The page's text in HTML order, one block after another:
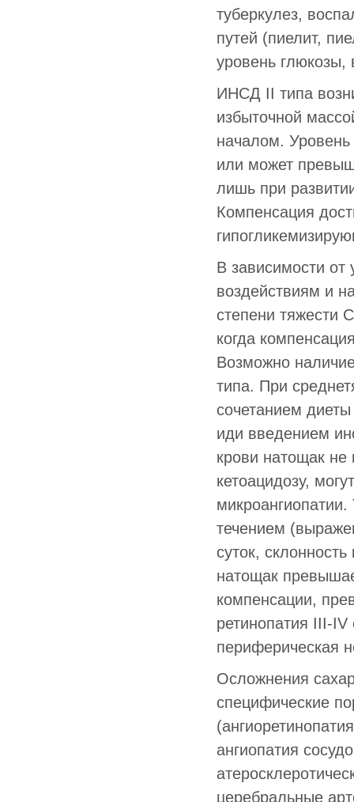
туберкулез,
путей (пиелит,
уровень глюкозы,
ИНСД II типа
избыточной
началом.
или может
лишь при
Компенсация
В зависимости от
воздействиям и
степени тяжести
когда
Возможно
типа. При
сочетанием
иди введением
крови натощак
кетоацидозу,
течением
суток,
натощак
компенсации,
ретинопатия III-
периферическая
Осложнения
специфические
ангиопатия
церебральные